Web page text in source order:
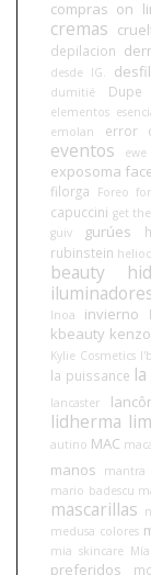
compras on
cremas
depilacion
desde IG.
dumitié Dupe
elementos
emolan error
eventos ewe
exposoma
filorga
Foreo
capuccini get
guiv gurúes
rubinstein
beauty
Inoa invierno
kbeauty kenzo
Kylie Cosmetics
la puissance
lancaster
lidherma
autino MAC
manos mantra
mario badescu
mascarillas
medusa colores
mia skincare
preferidos